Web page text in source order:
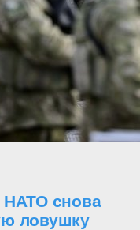
НАТО снова
ловушку